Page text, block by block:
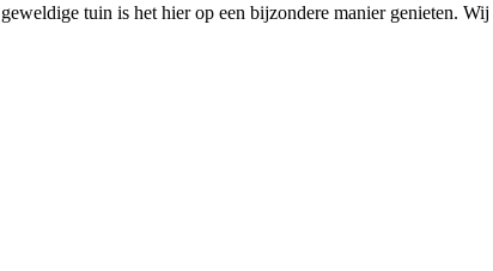
tuin is het hier op een bijzondere manier genieten.